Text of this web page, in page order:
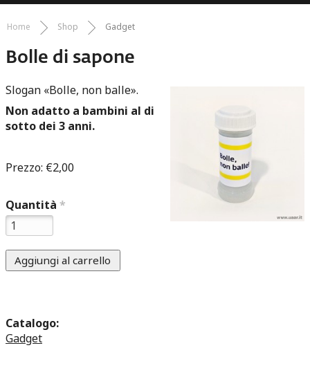
Tu sei qui
Home Shop Gadget
Bolle di sapone
Slogan «Bolle, non balle».
Non adatto a bambini al di
sotto dei 3 anni.
Prezzo: €2,00
Quantità *
Catalogo:
Gadget